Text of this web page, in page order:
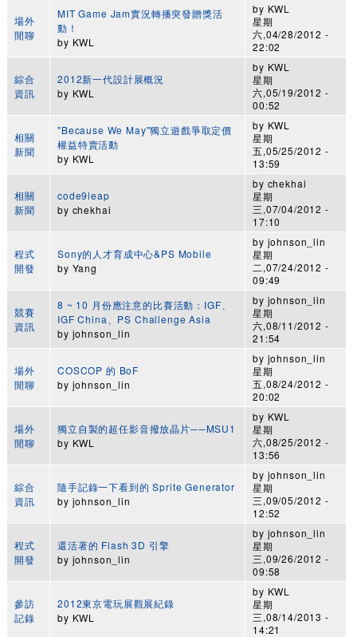
場外
閒聊
MIT Game Jam實況轉播突發贈獎活
動！
by KWL
by KWL
星期
六,04/28/2012 -
22:02
綜合
資訊
2012新一代設計展概況
by KWL
by KWL
星期
六,05/19/2012 -
00:52
相關
新聞
"Because We May"獨立遊戲爭取定價
權益特賣活動
by KWL
by KWL
星期
五,05/25/2012 -
13:59
相關
新聞
code9leap
by chekhai
by chekhai
星期
三,07/04/2012 -
17:10
程式
開發
Sony的人才育成中心&PS Mobile
by Yang
by johnson_lin
星期
二,07/24/2012 -
09:49
競賽
資訊
8 ~ 10 月份應注意的比賽活動：IGF、
IGF China、PS Challenge Asia
by johnson_lin
by johnson_lin
星期
六,08/11/2012 -
21:54
場外
閒聊
COSCOP 的 BoF
by johnson_lin
by johnson_lin
星期
五,08/24/2012 -
20:02
場外
閒聊
獨立自製的超任影音撥放晶片──MSU1
by KWL
by KWL
星期
六,08/25/2012 -
13:56
綜合
資訊
隨手記錄一下看到的 Sprite Generator
by johnson_lin
by johnson_lin
星期
三,09/05/2012 -
12:52
程式
開發
還活著的 Flash 3D 引擎
by johnson_lin
by johnson_lin
星期
三,09/26/2012 -
09:58
參訪
記錄
2012東京電玩展觀展紀錄
by KWL
by KWL
星期
三,08/14/2013 -
14:21